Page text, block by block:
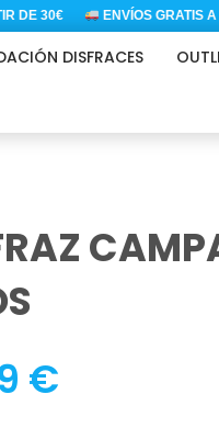
30€ ENVÍOS GRATIS A
DISFRACES
€